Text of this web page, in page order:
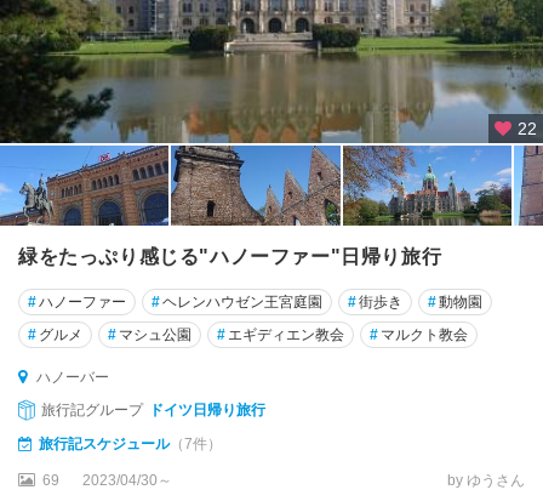
ン
ゼ
ー
ィ
ケ
ル
ビ
ュ
ー
ル
ッ
サ
ウ
22
緑をたっぷり感じる"ハノーファー"日帰り旅行
#ハノーファー #ヘレンハウゼン王宮庭園 #街歩き #動物園
# グルメ # マシュ公園 # エギディエン教会 # マルクト教会
ハノーバー
旅行記グループ
ドイツ日帰り旅行
旅行記スケジュール（7件）
69 2023/04/30～ by ゆうさん